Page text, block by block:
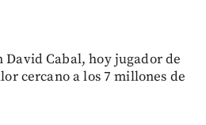
David Cabal, hoy jugador de
cercano a los 7 millones de